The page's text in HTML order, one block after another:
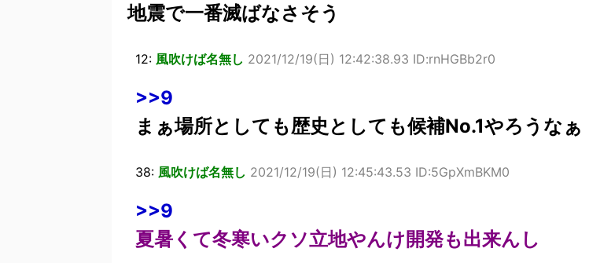
地震で一番滅ばなさそう
12: 風吹けば名無し 2021/12/19(日) 12:42:38.93 ID:rnHGBb2r0
>>9
まぁ場所としても歴史としても候補No.1やろうなぁ
38: 風吹けば名無し 2021/12/19(日) 12:45:43.53 ID:5GpXmBKM0
>>9
夏暑くて冬寒いクソ立地やんけ開発も出来んし